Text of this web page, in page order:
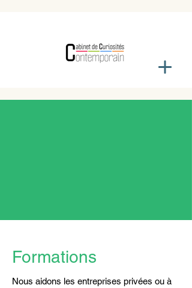
Formations
Nous aidons les entreprises privées ou à